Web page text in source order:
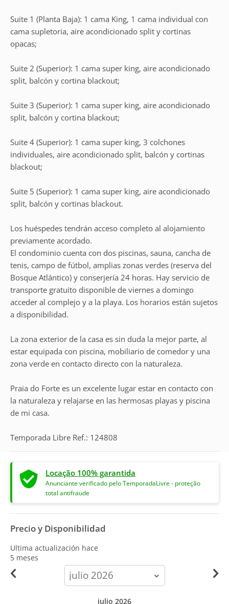
Suite 1 (Planta Baja): 1 cama King, 1 cama individual con
cama supletoria, aire acondicionado split y cortinas
opacas;
Suite 2 (Superior): 1 cama super king, aire acondicionado
split, balcón y cortina blackout;
Suite 3 (Superior): 1 cama super king, aire acondicionado
split, balcón y cortina blackout;
Suite 4 (Superior): 1 cama super king, 3 colchones
individuales, aire acondicionado split, balcón y cortinas
blackout;
Suite 5 (Superior): 1 cama super king, aire acondicionado
split, balcón y cortinas blackout.
Los huéspedes tendrán acceso completo al alojamiento
previamente acordado.
El condominio cuenta con dos piscinas, sauna, cancha de
tenis, campo de fútbol, amplias zonas verdes (reserva del
Bosque Atlántico) y conserjería 24 horas. Hay servicio de
transporte gratuito disponible de viernes a domingo
acceder al complejo y a la playa. Los horarios están sujetos
a disponibilidad.
La zona exterior de la casa es sin duda la mejor parte, al
estar equipada con piscina, mobiliario de comedor y una
zona verde en contacto directo con la naturaleza.
Praia do Forte es un excelente lugar estar en contacto con
la naturaleza y relajarse en las hermosas playas y piscina
de mi casa.
Temporada Libre Ref.: 124808
Locação 100% garantida
Anunciante verificado pelo TemporadaLivre - proteção
total antifraude
Precio y Disponibilidad
Ultima actualización hace
5 meses
calendar-
month
julio 2026